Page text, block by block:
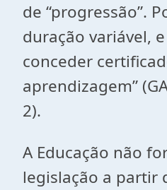
de “progressão”.
duração variável,
conceder
aprendizagem”
2).
A Educação não
legislação a partir